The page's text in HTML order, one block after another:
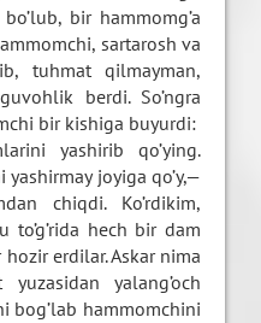
bir hammomg’a
sartarosh va
tuhmat qilmayman,
berdi. So’ngra
bir kishiga buyurdi:
yashirib qo’ying.
joyiga qo’y,—
chiqdi. Ko’rdikim,
to’g’rida hech bir dam
erdilar. Askar nima
yalang’och
bog’lab hammomchini